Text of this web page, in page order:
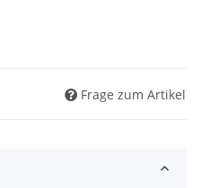
Frage zum Artikel